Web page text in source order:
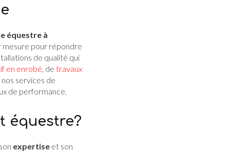
équestre à
mesure pour répondre
de qualité qui
en enrobé, de travaux
services de
de performance.
équestre?
expertise et son